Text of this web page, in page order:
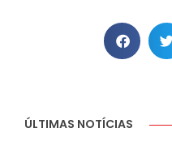
ÚLTIMAS NOTÍCIAS